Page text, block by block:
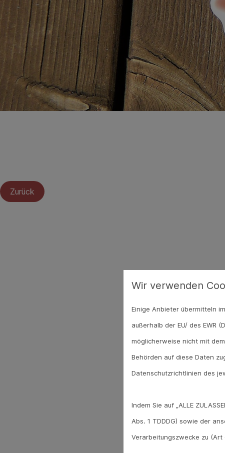
Zurück
Wir verwenden
Einige Anbieter übermitteln
außerhalb der EU/ des EWR
möglicherweise nicht mit
Behörden auf diese Daten
Datenschutzrichtlinien des
Indem Sie auf „ALLE
Abs. 1 TDDDG) sowie der
Verarbeitungszwecke zu (Art